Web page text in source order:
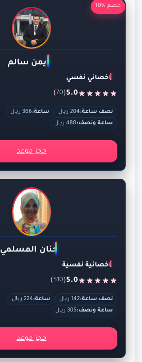
خصم %10
ايمن سالم
اخصائي نفسي
5.0
(
70
)
نصف ساعة:204 ريال ساعة:366 ريال
ساعة ونصف:488 ريال
حجز موعد
حنان المسلمي
اخصائية نفسية
5.0
(
510
)
نصف ساعة:142 ريال ساعة:224 ريال
ساعة ونصف:305 ريال
حجز موعد